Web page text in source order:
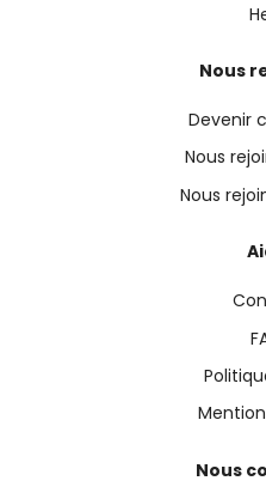
Nous
Devenir
Nous
Nous
Nous